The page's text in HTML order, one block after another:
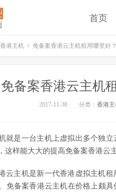
首页
香港主机 > 免备案香港云主机租用哪里好
免备案香港云主机
2017-11-30 分类： 香港主
就是一台主机上虚拟出多个独
这样能大大的提高免备案香港云
云主机是新一代香港虚拟主机
免备案香港云主机在价格上颇